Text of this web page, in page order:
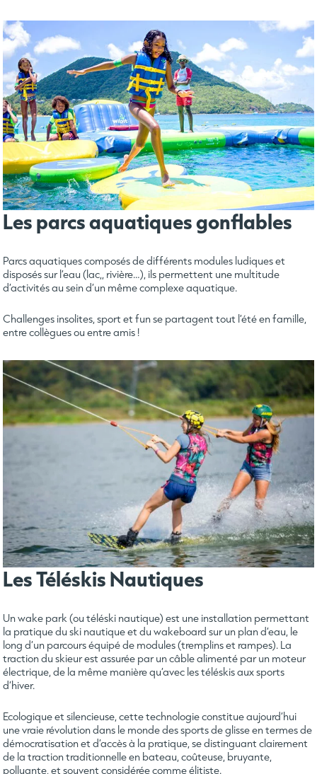
Les parcs aquatiques gonflables
Parcs aquatiques composés de différents modules ludiques et
disposés sur l’eau (lac,, rivière…), ils permettent une multitude
d’activités au sein d’un même complexe aquatique.
Challenges insolites, sport et fun se partagent tout l’été en famille,
entre collègues ou entre amis !
Les Téléskis Nautiques
Un wake park (ou téléski nautique) est une installation permettant
la pratique du ski nautique et du wakeboard sur un plan d’eau, le
long d’un parcours équipé de modules (tremplins et rampes). La
traction du skieur est assurée par un câble alimenté par un moteur
électrique, de la même manière qu’avec les téléskis aux sports
d’hiver.
Ecologique et silencieuse, cette technologie constitue aujourd’hui
une vraie révolution dans le monde des sports de glisse en termes de
démocratisation et d’accès à la pratique, se distinguant clairement
de la traction traditionnelle en bateau, coûteuse, bruyante,
polluante, et souvent considérée comme élitiste.